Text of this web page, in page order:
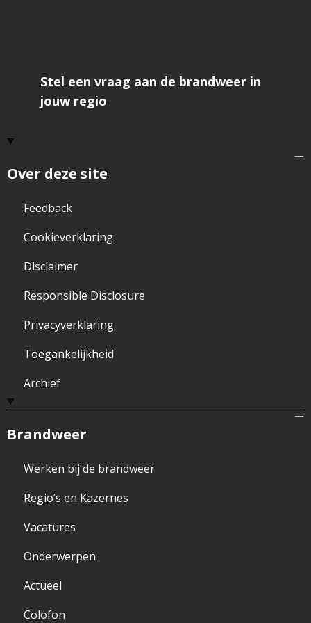
Over deze site
Feedback
Cookieverklaring
Disclaimer
Responsible Disclosure
Privacyverklaring
Toegankelijkheid
Archief
Brandweer
Werken bij de brandweer
Regio’s en Kazernes
Vacatures
Onderwerpen
Actueel
Colofon
Stel een vraag aan de brandweer in
jouw regio